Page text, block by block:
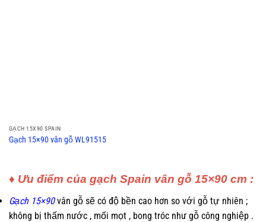
GẠCH 15X90 SPAIN
Gạch 15×90 vân gỗ WL91515
♦ Ưu điểm của gạch Spain vân gỗ 15×90 cm :
Gạch 15×90vân gỗ sẽ có độ bền cao hơn so với gỗ tự nhiên ;
không bị thấm nước , mối mọt , bong tróc như gỗ công nghiệp .